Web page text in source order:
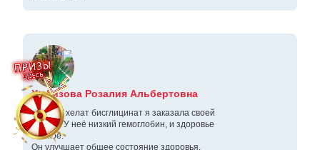
Хафизова Розалия Альбертовна
Железо хелат бисглицинат я заказала своей
сестре. У неё низкий гемоглобин, и здоровье
шаткое.
Он улучшает общее состояние здоровья,